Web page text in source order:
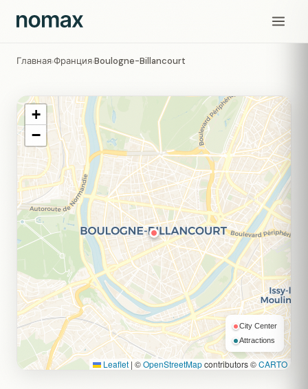
Главная›Франция›Boulogne-Billancourt
+
−
City Center
Attractions
Leaflet | ©OpenStreetMapcontributors ©CARTO